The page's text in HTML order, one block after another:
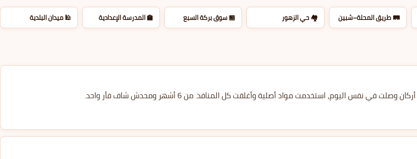
🛤️ طريق المحلة–شبين 🏘️ حي الزهور 🏪 سوق بركة السبع 🏫 المدرسة الإعدادية 🕌 ميدان البلدية
اليوم، استخدمت مواد أصلية وأغلقت كل المنافذ. من 6 أشهر ومحدش شاف فأر واحد.